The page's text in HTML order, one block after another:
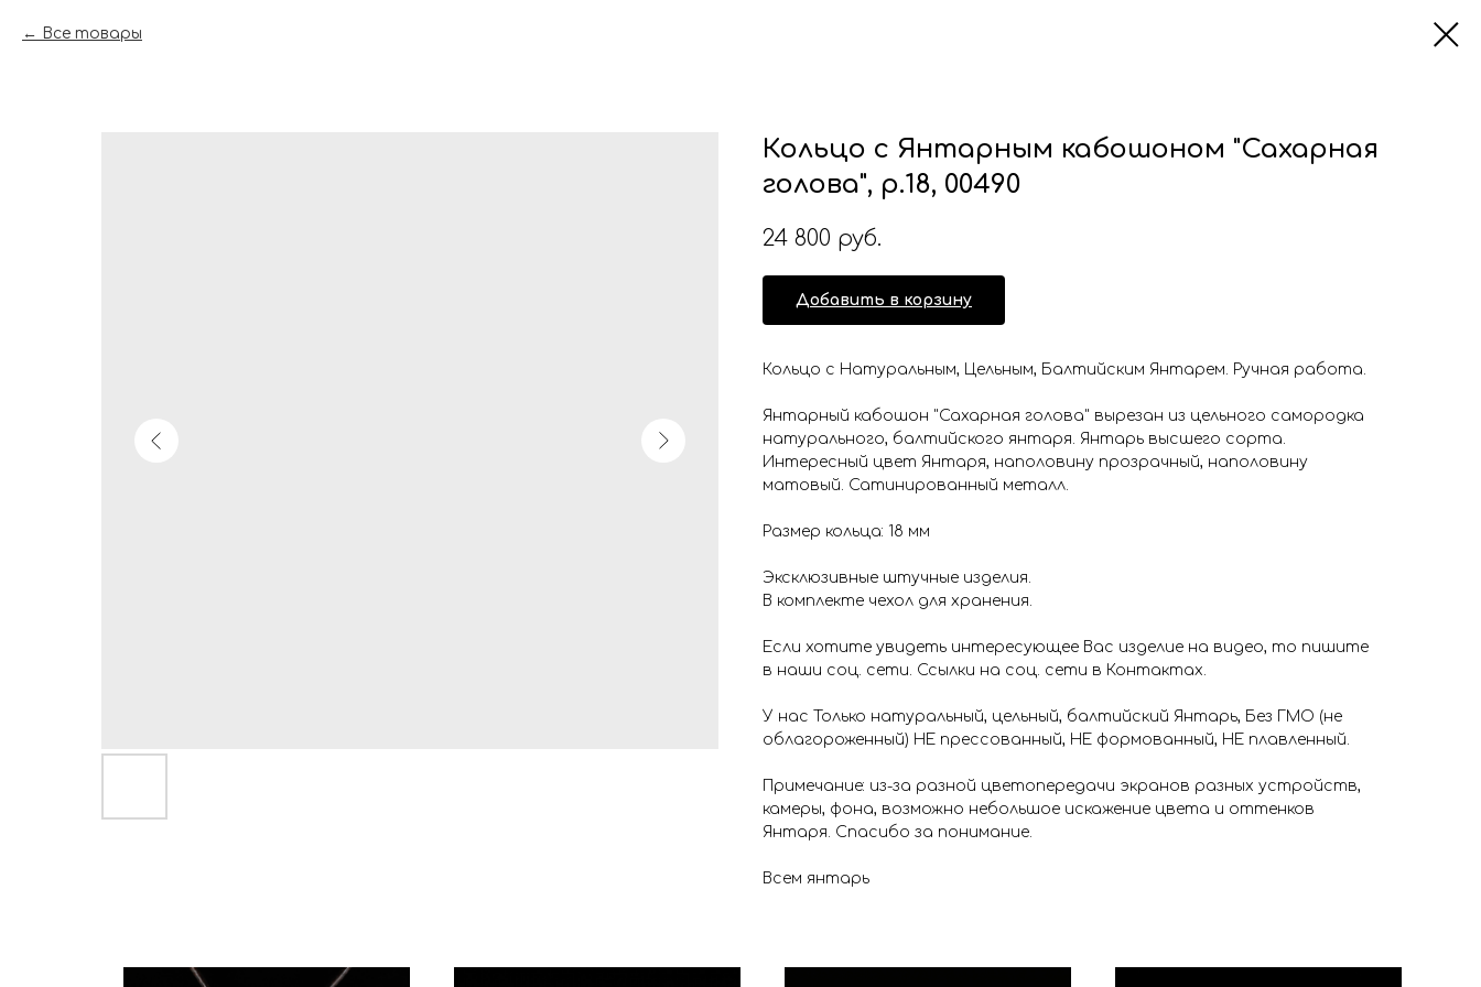
Все товары
Кольцо с Янтарным кабошоном "Сахарная
голова", р.18, 00490
24 800 руб.
Добавить в корзину
Кольцо с Натуральным, Цельным, Балтийским Янтарем. Ручная работа.
Янтарный кабошон "Сахарная голова" вырезан из цельного самородка
натурального, балтийского янтаря. Янтарь высшего сорта.
Интересный цвет Янтаря, наполовину прозрачный, наполовину
матовый. Сатинированный металл.
Размер кольца: 18 мм
Эксклюзивные штучные изделия.
В комплекте чехол для хранения.
Если хотите увидеть интересующее Вас изделие на видео, то пишите
в наши соц. сети. Ссылки на соц. сети в Контактах.
У нас Только натуральный, цельный, балтийский Янтарь, Без ГМО (не
облагороженный) НЕ прессованный, НЕ формованный, НЕ плавленный.
Примечание: из-за разной цветопередачи экранов разных устройств,
камеры, фона, возможно небольшое искажение цвета и оттенков
Янтаря. Спасибо за понимание.
Всем янтарь